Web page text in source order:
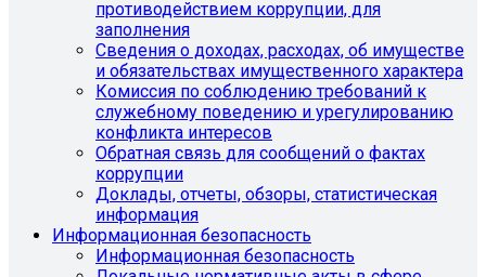
противодействием коррупции, для
заполнения
Сведения о доходах, расходах, об имуществе
и обязательствах имущественного характера
Комиссия по соблюдению требований к
служебному поведению и урегулированию
конфликта интересов
Обратная связь для сообщений о фактах
коррупции
Доклады, отчеты, обзоры, статистическая
информация
Информационная безопасность
Информационная безопасность